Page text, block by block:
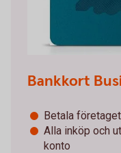
Bankkort
Betala
Alla inköp och
konto